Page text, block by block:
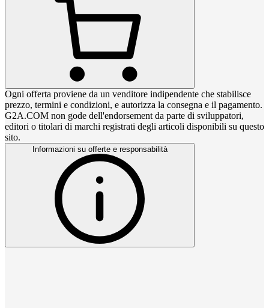
Ogni offerta proviene da un venditore indipendente che stabilisce
prezzo, termini e condizioni, e autorizza la consegna e il pagamento.
G2A.COM non gode dell'endorsement da parte di sviluppatori,
editori o titolari di marchi registrati degli articoli disponibili su questo
sito.
Informazioni su offerte e responsabilità